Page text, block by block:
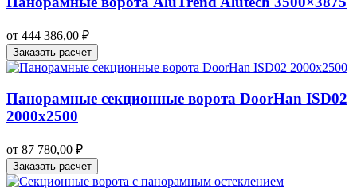
от 444 386,00 ₽
Заказать расчет
Панорамные секционные ворота DoorHan ISD02
2000х2500
от 87 780,00 ₽
Заказать расчет